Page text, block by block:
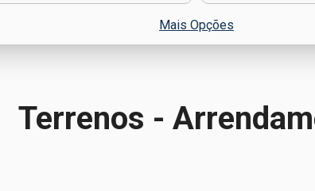
Mais Opções
Terrenos -